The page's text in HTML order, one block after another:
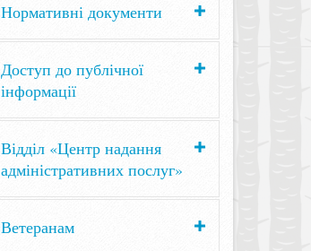
Нормативні документи
Доступ до публічної
інформації
Відділ «Центр надання
адміністративних послуг»
Ветеранам